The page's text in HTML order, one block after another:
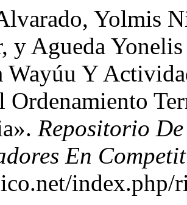
Yolmis
y Agueda
Wayúu Y
Ordenamiento
Repositorio
En
index.php/